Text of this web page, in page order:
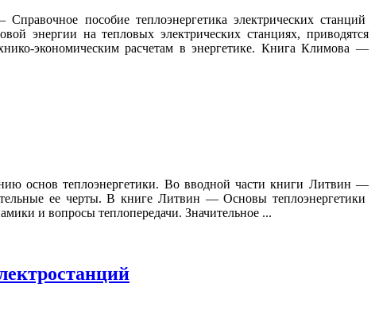
пособие теплоэнергетика электрических станций
энергии на тепловых электрических станциях, приводятся
экономическим расчетам в энергетике. Книга Климова —
основ теплоэнергетики. Во вводной части книги Литвин —
ее черты. В книге Литвин — Основы теплоэнергетики
и вопросы теплопередачи. Значительное ...